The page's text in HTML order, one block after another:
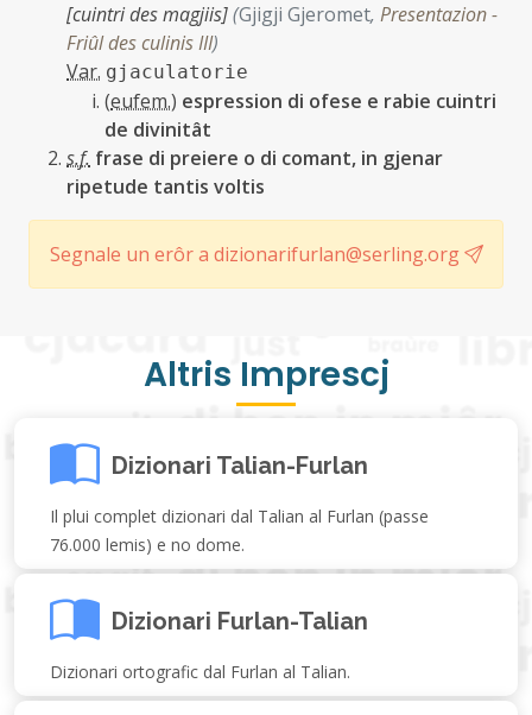
[cuintri des magjiis](Gjigji Gjeromet, Presentazion -
Friûl des culinis III)
Var. gjaculatorie
(eufem.) espression di ofese e rabie cuintri
de divinitât
s.f. frase di preiere o di comant, in gjenar
ripetude tantis voltis
Segnale un erôr a dizionarifurlan@serling.org
Altris Imprescj
Dizionari Talian-Furlan
Il plui complet dizionari dal Talian al Furlan (passe
76.000 lemis) e no dome.
Dizionari Furlan-Talian
Dizionari ortografic dal Furlan al Talian.